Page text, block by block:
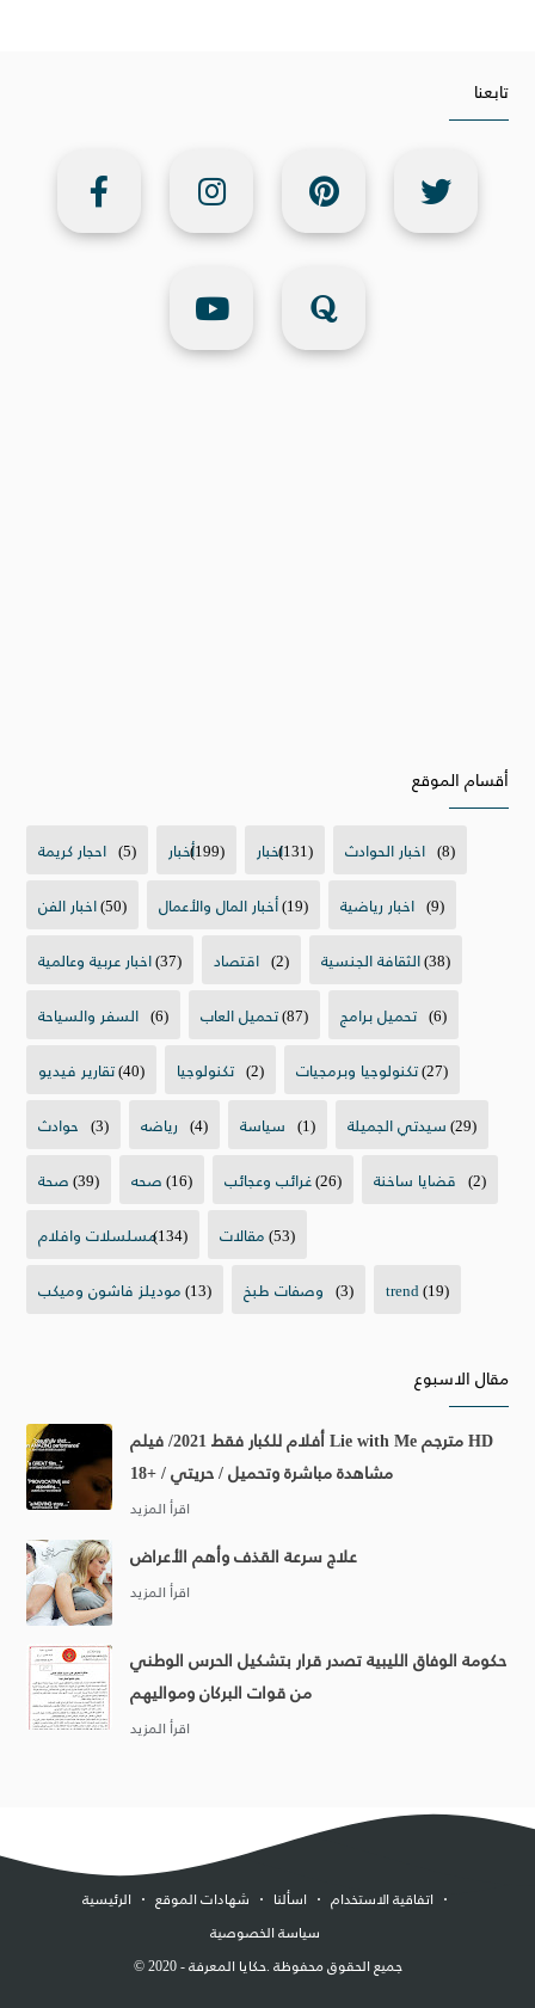
تابعنا
أقسام الموقع
احجار كريمة (5) أخبار(199) اخبار(131) اخبار الحوادث (8)
اخبار الفن(50) أخبار المال والأعمال(19) اخبار رياضية (9)
اخبار عربية وعالمية(37) اقتصاد (2) الثقافة الجنسية(38)
السفر والسياحة (6) تحميل العاب(87) تحميل برامج (6)
تقارير فيديو(40) تكنولوجيا (2) تكنولوجيا وبرمجيات(27)
حوادث (3) رياضه (4) سياسة (1) سيدتي الجميلة(29)
صحة(39) صحه(16) غرائب وعجائب(26) قضايا ساخنة (2)
مسلسلات وافلام(134) مقالات(53)
موديلز فاشون وميكب(13) وصفات طبخ (3) trend(19)
مقال الاسبوع
أفلام للكبار فقط 2021/ فيلم Lie with Me مترجم HD
مشاهدة مباشرة وتحميل / حريتي / +18
علاج سرعة القذف وأهم الأعراض
حكومة الوفاق الليبية تصدر قرار بتشكيل الحرس الوطني
من قوات البركان ومواليهم
الرئيسية شهادات الموقع اسألنا
اتفاقية الاستخدام
سياسة الخصوصية
©2020 -حكايا المعرفة . جميع الحقوق محفوظة